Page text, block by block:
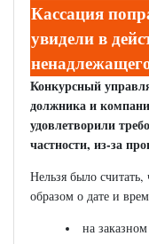
Кассация
увидели в
Конкурсный
должника и
удовлетворили
частности, из-за
Нельзя было
образом о дате и
на